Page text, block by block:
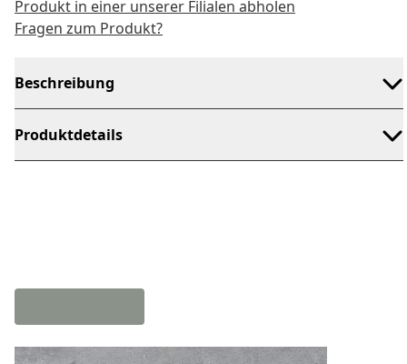
Produkt in einer unserer Filialen abholen
Fragen zum Produkt?
Beschreibung
Produktdetails